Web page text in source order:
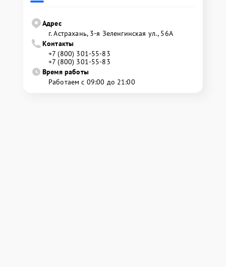
Адрес
г. Астрахань, 3-я Зеленгинская ул., 56А
Контакты
+7 (800) 301-55-83
+7 (800) 301-55-83
Время работы
Работаем с 09:00 до 21:00